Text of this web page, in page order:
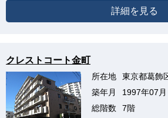
詳細を見る
クレストコート金町
所在地
東京都葛飾
築年月
1997年07月
総階数
7階